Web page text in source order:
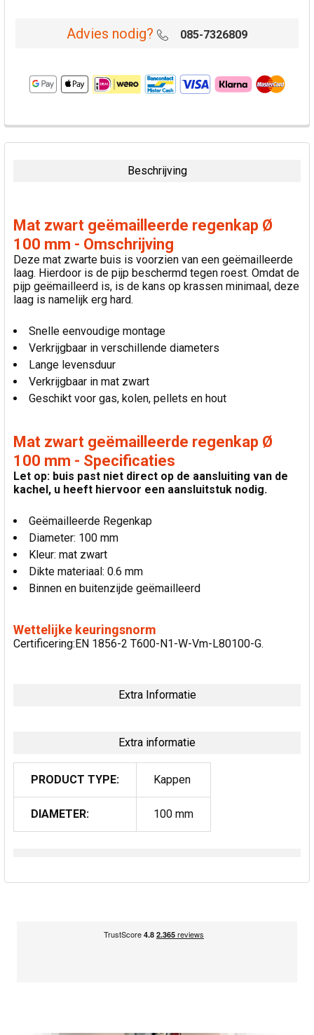
Advies nodig? 085-7326809
VAAK
SAMEN
VOEG
GESELECTEERDE
TOE AAN
WINKELWAGEN
Beschrijving
Mat zwart geëmailleerde regenkap Ø
100 mm - Omschrijving
Deze mat zwarte buis is voorzien van een geëmailleerde
laag. Hierdoor is de pijp beschermd tegen roest. Omdat de
pijp geëmailleerd is, is de kans op krassen minimaal, deze
laag is namelijk erg hard.
Snelle eenvoudige montage
Verkrijgbaar in verschillende diameters
Lange levensduur
Verkrijgbaar in mat zwart
Geschikt voor gas, kolen, pellets en hout
Mat zwart geëmailleerde regenkap Ø
100 mm - Specificaties
Let op: buis past niet direct op de aansluiting van de
kachel, u heeft hiervoor een aansluitstuk nodig.
Geëmailleerde Regenkap
Diameter: 100 mm
Kleur: mat zwart
Dikte materiaal: 0.6 mm
Binnen en buitenzijde geëmailleerd
Wettelijke keuringsnorm
Certificering:EN 1856-2 T600-N1-W-Vm-L80100-G.
Extra Informatie
Extra informatie
PRODUCT TYPE: Kappen
DIAMETER: 100 mm